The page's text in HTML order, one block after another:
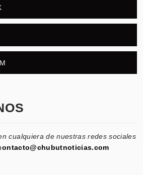
cualquiera de nuestras redes sociales